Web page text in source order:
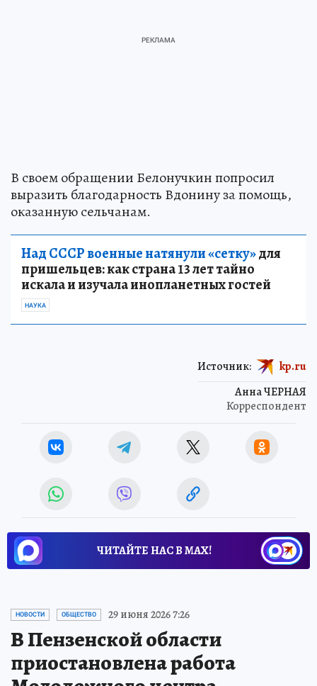
В своем обращении Белонучкин попросил
выразить благодарность Вдонину за помощь,
оказанную сельчанам.
Над СССР военные натянули «сетку»для
пришельцев: как страна 13 лет тайно
искала и изучала инопланетных гостей
НАУКА
Анна ЧЕРНАЯ
Корреспондент
Источник: kp.ru
ЧИТАЙТЕ НАС В МАХ!
НОВОСТИ ОБЩЕСТВО 29 июня 2026 7:26
В Пензенской области
приостановлена работа